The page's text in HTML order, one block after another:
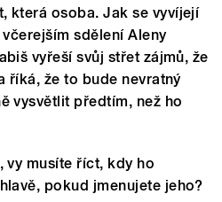
která osoba. Jak se vyvíjejí
sdělení Aleny
vyřeší svůj střet zájmů, že
říká, že to bude nevratný
vysvětlit předtím, než ho
vy musíte říct, kdy ho
pokud jmenujete jeho?